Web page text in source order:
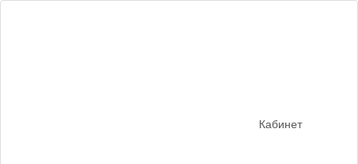
Кабинет